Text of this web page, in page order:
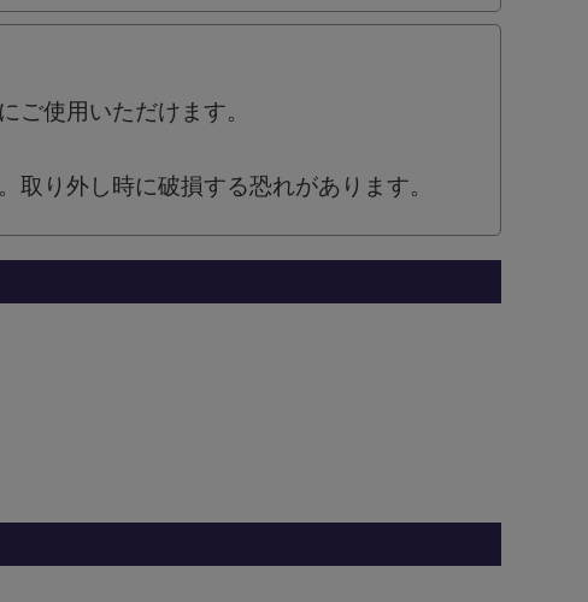
ご使用いただけます。
り外し時に破損する恐れがあります。